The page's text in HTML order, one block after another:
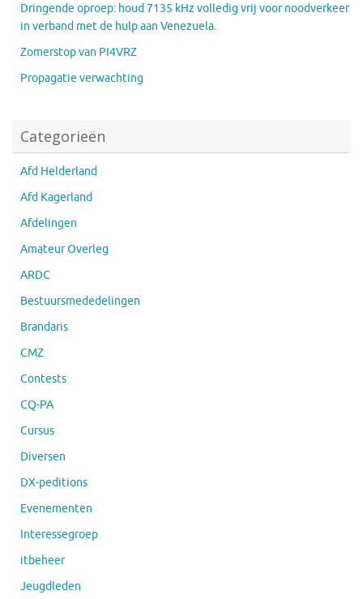
Dringende oproep: houd 7135 kHz volledig vrij voor noodverkeer
in verband met de hulp aan Venezuela.
Zomerstop van PI4VRZ
Propagatie verwachting
Categorieën
Afd Helderland
Afd Kagerland
Afdelingen
Amateur Overleg
ARDC
Bestuursmededelingen
Brandaris
CMZ
Contests
CQ-PA
Cursus
Diversen
DX-peditions
Evenementen
Interessegroep
itbeheer
Jeugdleden